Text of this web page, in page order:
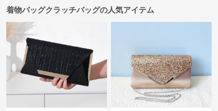
着物バッグクラッチバッグの人気アイテム